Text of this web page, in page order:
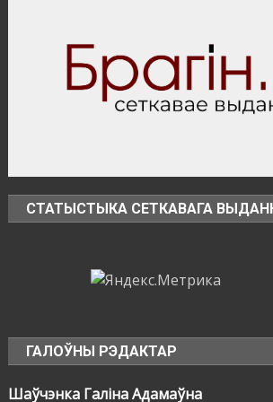
СТАТЫСТЫКА СЕТКАВАГА
ГАЛОЎНЫ РЭДАКТАР
Шаўчэнка Галіна Адамаўна